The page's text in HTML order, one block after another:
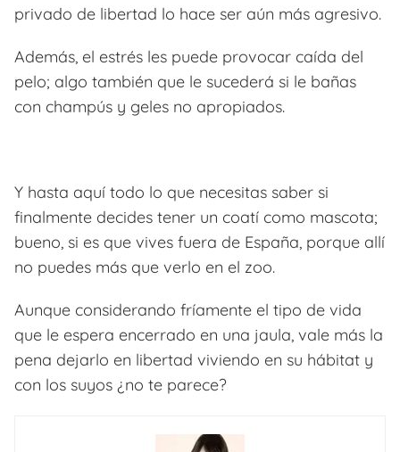
privado de libertad lo hace ser aún más agresivo.
Además, el estrés les puede provocar caída del
pelo; algo también que le sucederá si le bañas
con champús y geles no apropiados.
Y hasta aquí todo lo que necesitas saber si
finalmente decides tener un coatí como mascota;
bueno, si es que vives fuera de España, porque allí
no puedes más que verlo en el zoo.
Aunque considerando fríamente el tipo de vida
que le espera encerrado en una jaula, vale más la
pena dejarlo en libertad viviendo en su hábitat y
con los suyos ¿no te parece?